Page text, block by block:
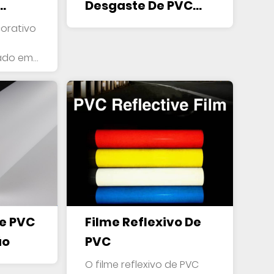
em
Desgaste De PVC
Para Piso De PVC,
PVC
Filme Reflexivo De
PVC
O filme reflexivo de PVC